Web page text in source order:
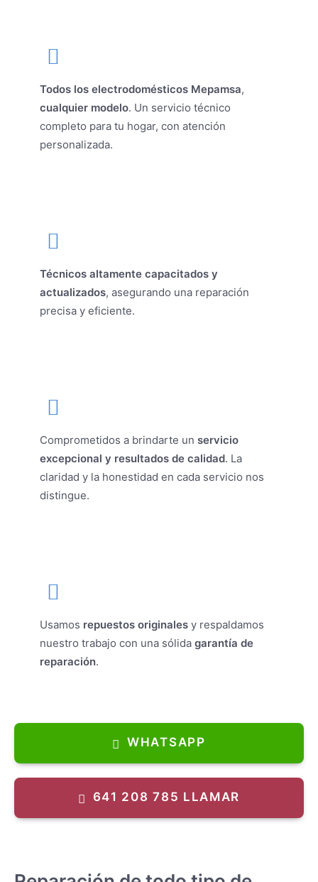
Todos los electrodomésticos Mepamsa,
cualquier modelo. Un servicio técnico
completo para tu hogar, con atención
personalizada.
Técnicos altamente capacitados y
actualizados, asegurando una reparación
precisa y eficiente.
Comprometidos a brindarte un servicio
excepcional y resultados de calidad. La
claridad y la honestidad en cada servicio nos
distingue.
Usamos repuestos originales y respaldamos
nuestro trabajo con una sólida garantía de
reparación.
WHATSAPP
641 208 785 LLAMAR